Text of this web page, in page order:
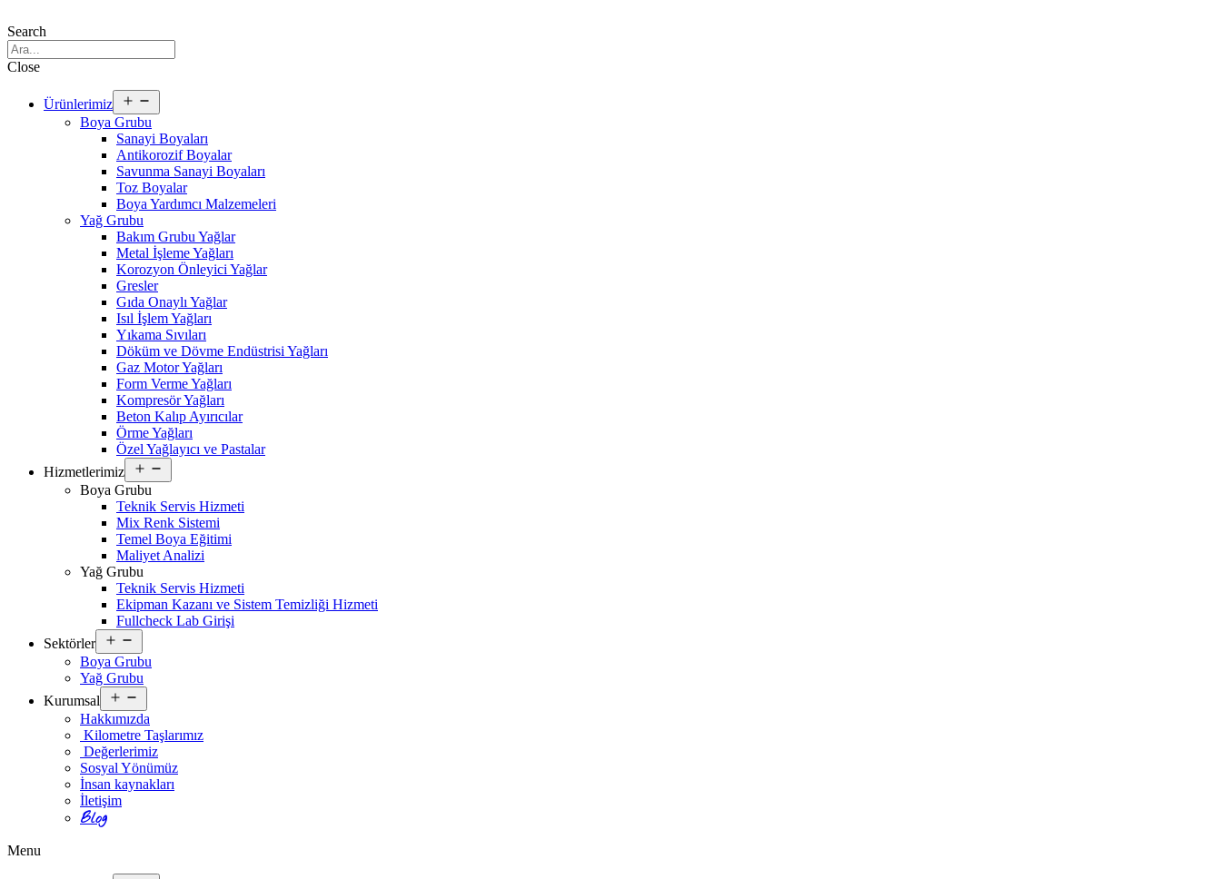
Search
Close
Ürünlerimiz
menu
Boya Grubu
Sanayi Boyaları
Antikorozif Boyalar
Savunma Sanayi Boyaları
Toz Boyalar
Boya Yardımcı Malzemeleri
Yağ Grubu
Bakım Grubu Yağlar
Metal İşleme Yağları
Korozyon Önleyici Yağlar
Gresler
Gıda Onaylı Yağlar
Isıl İşlem Yağları
Yıkama Sıvıları
Döküm ve Dövme Endüstrisi Yağları
Gaz Motor Yağları
Form Verme Yağları
Kompresör Yağları
Beton Kalıp Ayırıcılar
Örme Yağları
Özel Yağlayıcı ve Pastalar
Hizmetlerimiz
menu
Boya Grubu
Teknik Servis Hizmeti
Mix Renk Sistemi
Temel Boya Eğitimi
Maliyet Analizi
Yağ Grubu
Teknik Servis Hizmeti
Ekipman Kazanı ve Sistem Temizliği Hizmeti
Fullcheck Lab Girişi
Sektörler
menu
Boya Grubu
Yağ Grubu
Kurumsal
menu
Hakkımızda
Kilometre Taşlarımız
Değerlerimiz
Sosyal Yönümüz
İnsan kaynakları
İletişim
Blog
Menu